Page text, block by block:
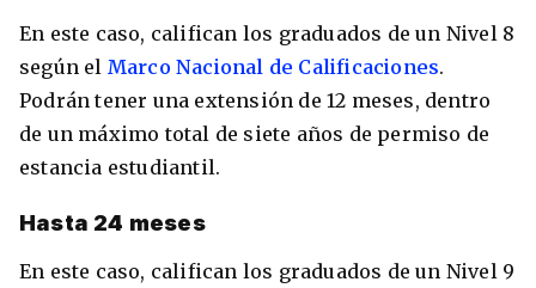
En este caso, califican los graduados de un Nivel 8
según el Marco Nacional de Calificaciones.
Podrán tener una extensión de 12 meses, dentro
de un máximo total de siete años de permiso de
estancia estudiantil.
Hasta 24 meses
En este caso, califican los graduados de un Nivel 9